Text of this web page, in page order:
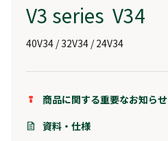
V3 series V34
40V34 / 32V34 / 24V34
商品に関する重要なお知らせ
資料・仕様